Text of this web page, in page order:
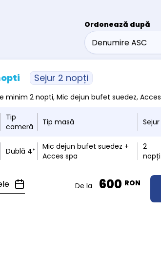
Ordonează după
Sejur 2 nopți
minim 2 nopti, Mic dejun bufet suedez, Acces
Tip
cameră
Tip masă Sejur
Dublă 4*
Mic dejun bufet suedez +
Acces spa
2
nopți
De la 600 RON